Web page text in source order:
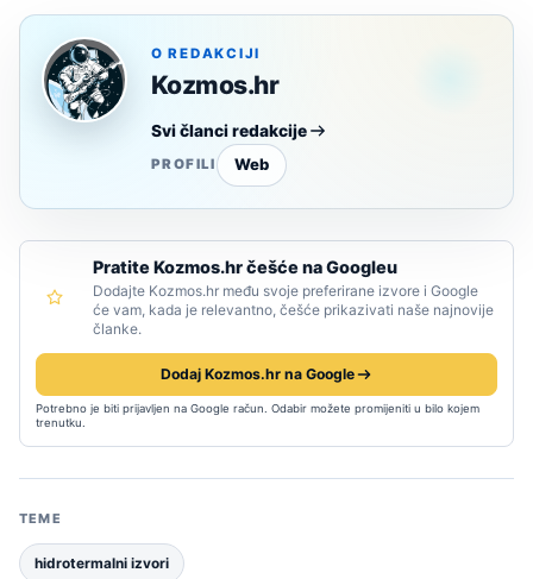
O REDAKCIJI
Kozmos.hr
Svi članci redakcije
PROFILI Web
Pratite Kozmos.hr češće na Googleu
Dodajte Kozmos.hr među svoje preferirane izvore i Google
će vam, kada je relevantno, češće prikazivati naše najnovije
članke.
Dodaj Kozmos.hr na Google
Potrebno je biti prijavljen na Google račun. Odabir možete promijeniti u bilo kojem
trenutku.
TEME
hidrotermalni izvori